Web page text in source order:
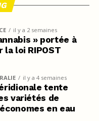
il y a 2 semaines
» portée à
la loi RIPOST
il y a 4 semaines
tente
variétés de
en eau